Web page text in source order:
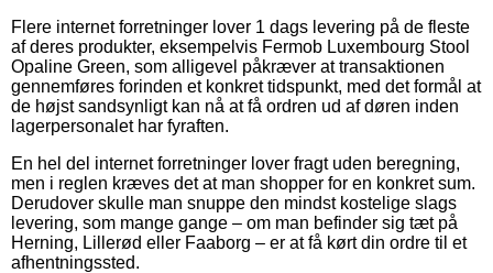
Flere internet forretninger lover 1 dags levering på de fleste
af deres produkter, eksempelvis Fermob Luxembourg Stool
Opaline Green, som alligevel påkræver at transaktionen
gennemføres forinden et konkret tidspunkt, med det formål at
de højst sandsynligt kan nå at få ordren ud af døren inden
lagerpersonalet har fyraften.
En hel del internet forretninger lover fragt uden beregning,
men i reglen kræves det at man shopper for en konkret sum.
Derudover skulle man snuppe den mindst kostelige slags
levering, som mange gange – om man befinder sig tæt på
Herning, Lillerød eller Faaborg – er at få kørt din ordre til et
afhentningssted.